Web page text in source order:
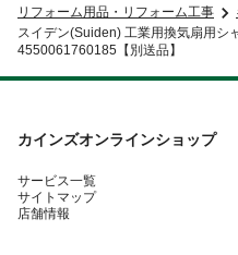
リフォーム用品・リフォーム工事
スイデン(Suiden) 工業用換気扇用シ
4550061760185【別送品】
カインズオンラインショップ
サービス一覧
サイトマップ
店舗情報